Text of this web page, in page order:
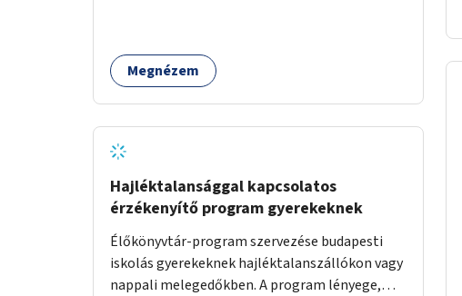
Megnézem
Hajléktalansággal kapcsolatos
érzékenyítő program gyerekeknek
Élőkönyvtár-program szervezése budapesti
iskolás gyerekeknek hajléktalanszállókon vagy
nappali melegedőkben. A program lényege,